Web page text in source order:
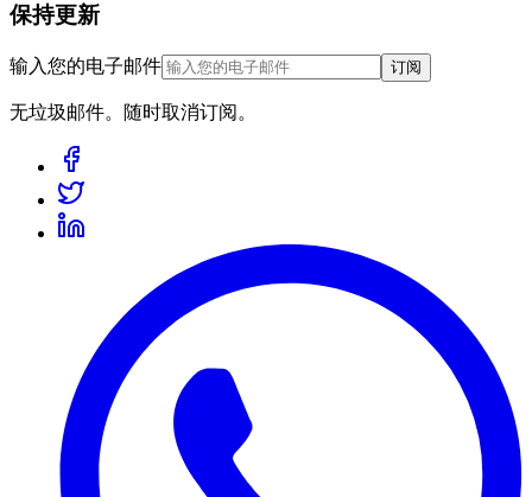
保持更新
输入您的电子邮件 订阅
无垃圾邮件。随时取消订阅。